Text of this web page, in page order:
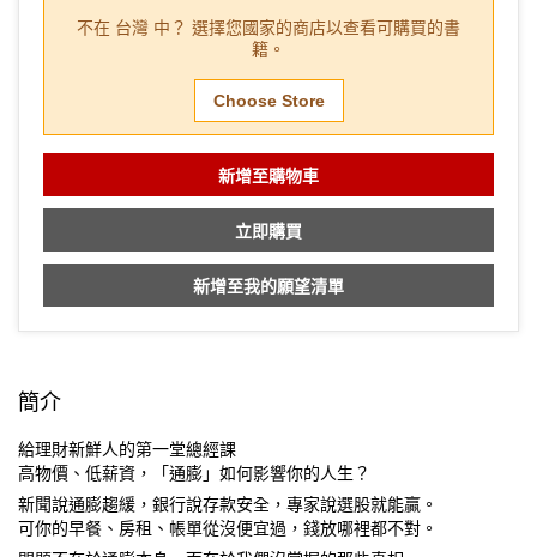
不在 台灣 中？ 選擇您國家的商店以查看可購買的書
籍。
Choose Store
新增至購物車
立即購買
新增至我的願望清單
簡介
給理財新鮮人的第一堂總經課
高物價、低薪資，「通膨」如何影響你的人生？
新聞說通膨趨緩，銀行說存款安全，專家說選股就能贏。
可你的早餐、房租、帳單從沒便宜過，錢放哪裡都不對。